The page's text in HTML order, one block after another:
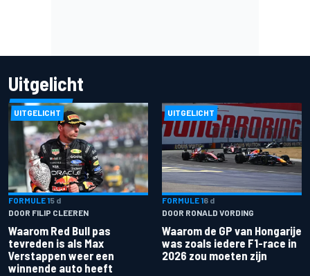
Uitgelicht
UITGELICHT
FORMULE 15 d
DOOR FILIP CLEEREN
Waarom Red Bull pas
tevreden is als Max
Verstappen weer een
winnende auto heeft
UITGELICHT
FORMULE 16 d
DOOR RONALD VORDING
Waarom de GP van Hongarije
was zoals iedere F1-race in
2026 zou moeten zijn